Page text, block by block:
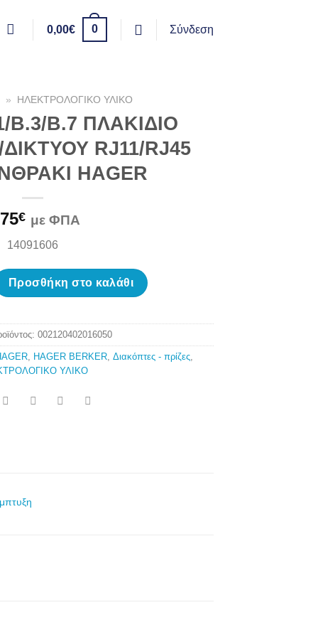
0,00€ 0 Σύνδεση
» ΗΛΕΚΤΡΟΛΟΓΙΚΟ ΥΛΙΚΟ
B.3/B.7 ΠΛΑΚΙΔΙΟ
RJ11/RJ45
HAGER
€ με ΦΠΑ
14091606
ΠΛΑΚΙΔΙΟ ΤΗΛΕΦΩΝΟΥ/ΔΙΚΤΥΟΥ RJ11/RJ45 ΔΙΠΛΟ ΑΝΘΡΑΚΙ
Προσθήκη στο καλάθι
002120402016050
HAGER BERKER Διακόπτες - πρίζες
ΥΛΙΚΟ